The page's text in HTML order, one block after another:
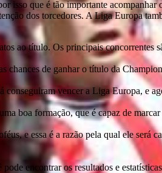
isso que é tão importante acompanhar
dos torcedores. A Liga Europa
ao título. Os principais concorrentes
chances de ganhar o título da
vencer a Liga Europa, e
boa formação, que é capaz de
e essa é a razão pela qual ele será
encontrar os resultados e